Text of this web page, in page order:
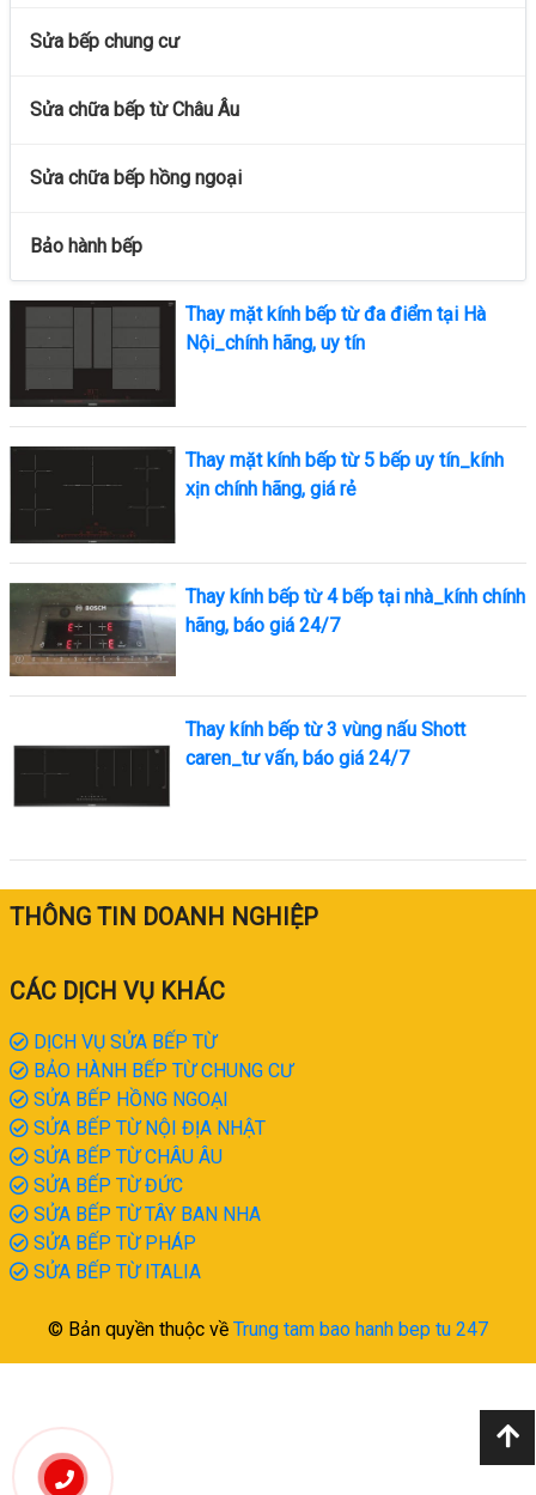
Sửa bếp chung cư
Sửa chữa bếp từ Châu Âu
Sửa chữa bếp hồng ngoại
Bảo hành bếp
Thay mặt kính bếp từ đa điểm tại Hà
Nội_chính hãng, uy tín
Thay mặt kính bếp từ 5 bếp uy tín_kính
xịn chính hãng, giá rẻ
Thay kính bếp từ 4 bếp tại nhà_kính chính
hãng, báo giá 24/7
Thay kính bếp từ 3 vùng nấu Shott
caren_tư vấn, báo giá 24/7
THÔNG TIN DOANH NGHIỆP
CÁC DỊCH VỤ KHÁC
DỊCH VỤ SỬA BẾP TỪ
BẢO HÀNH BẾP TỪ CHUNG CƯ
SỬA BẾP HỒNG NGOẠI
SỬA BẾP TỪ NỘI ĐỊA NHẬT
SỬA BẾP TỪ CHÂU ÂU
SỬA BẾP TỪ ĐỨC
SỬA BẾP TỪ TÂY BAN NHA
SỬA BẾP TỪ PHÁP
SỬA BẾP TỪ ITALIA
© Bản quyền thuộc về Trung tam bao hanh bep tu 247